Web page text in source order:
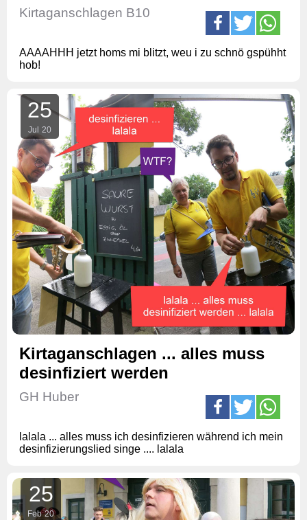
Kirtaganschlagen B10
AAAAHHH jetzt homs mi blitzt, weu i zu schnö gspühht
hob!
25
Jul 20
Kirtaganschlagen ... alles muss
desinfiziert werden
GH Huber
lalala ... alles muss ich desinfizieren während ich mein
desinfizierungslied singe .... lalala
25
Feb 20